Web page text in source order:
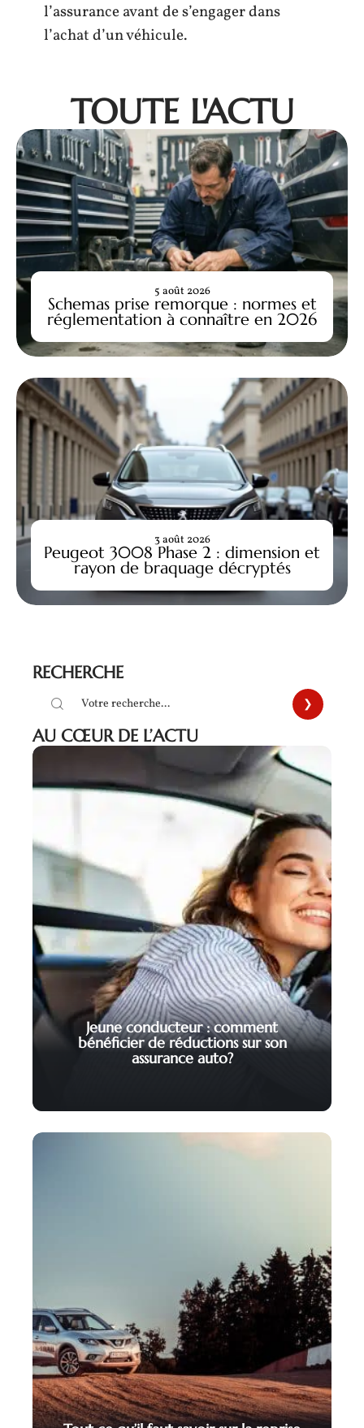
l’assurance avant de s’engager dans
l’achat d’un véhicule.
TOUTE L'ACTU
Schemas prise remorque : normes et
réglementation à connaître en 2026
5 août 2026
Peugeot 3008 Phase 2 : dimension et
rayon de braquage décryptés
3 août 2026
RECHERCHE
AU CŒUR DE L’ACTU
Jeune conducteur : comment
bénéficier de réductions sur son
assurance auto?